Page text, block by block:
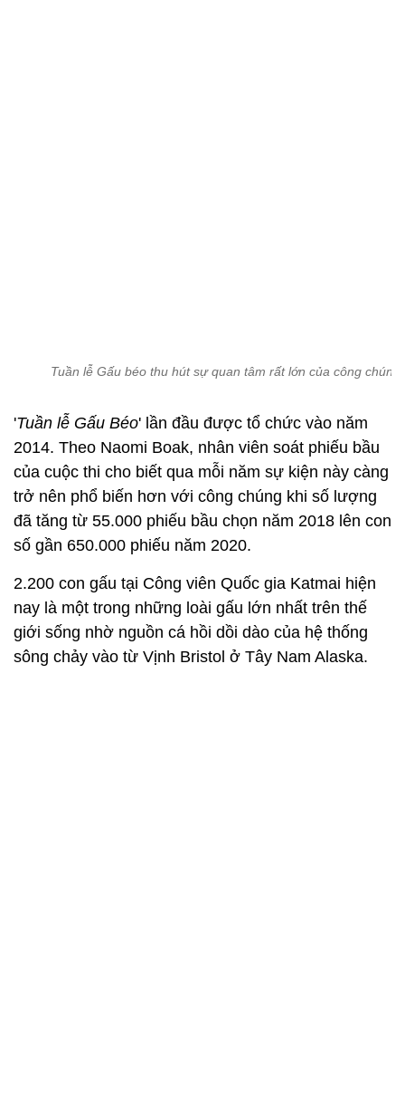
Tuần lễ Gấu béo thu hút sự quan tâm rất lớn của công chúng
'Tuần lễ Gấu Béo' lần đầu được tổ chức vào năm
2014. Theo Naomi Boak, nhân viên soát phiếu bầu
của cuộc thi cho biết qua mỗi năm sự kiện này càng
trở nên phổ biến hơn với công chúng khi số lượng
đã tăng từ 55.000 phiếu bầu chọn năm 2018 lên con
số gần 650.000 phiếu năm 2020.
2.200 con gấu tại Công viên Quốc gia Katmai hiện
nay là một trong những loài gấu lớn nhất trên thế
giới sống nhờ nguồn cá hồi dồi dào của hệ thống
sông chảy vào từ Vịnh Bristol ở Tây Nam Alaska.